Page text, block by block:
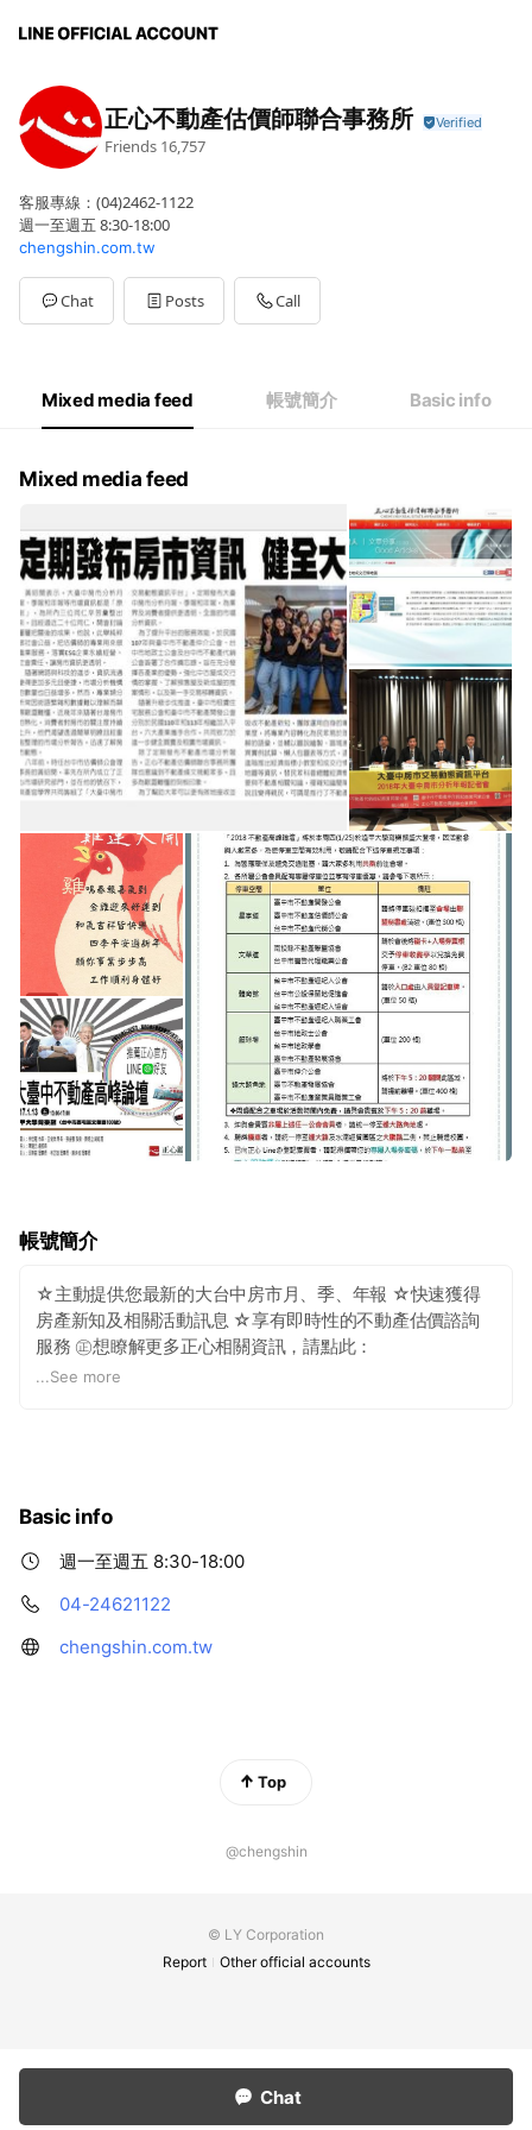
正心不動產估價師聯合事務所
Friends 16,757
客服專線：(04)2462-1122
週一至週五 8:30-18:00
chengshin.com.tw
Chat Posts Call
Mixed media feed 帳號簡介 Basic info
Mixed media feed
帳號簡介
☆主動提供您最新的大台中房市月、季、年報 ☆快速獲得
房產新知及相關活動訊息 ☆享有即時性的不動產估價諮詢
服務 ㊣想瞭解更多正心相關資訊，請點此：
http://www.chengshin.com.tw/
...See more
Basic info
週一至週五 8:30-18:00
04-24621122
chengshin.com.tw
Top
@chengshin
© LY Corporation
Report
Other official accounts
Chat